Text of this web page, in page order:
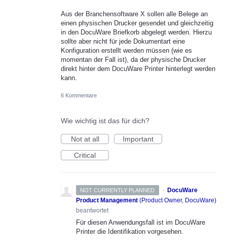
Aus der Branchensoftware X sollen alle Belege an
einen physischen Drucker gesendet und gleichzeitig
in den DocuWare Briefkorb abgelegt werden. Hierzu
sollte aber nicht für jede Dokumentart eine
Konfiguration erstellt werden müssen (wie es
momentan der Fall ist), da der physische Drucker
direkt hinter dem DocuWare Printer hinterlegt werden
kann.
6 Kommentare
Wie wichtig ist das für dich?
Not at all
Important
Critical
NOT CURRENTLY PLANNED · DocuWare
Product Management (Product Owner, DocuWare)
beantwortet
Für diesen Anwendungsfall ist im DocuWare
Printer die Identifikation vorgesehen.